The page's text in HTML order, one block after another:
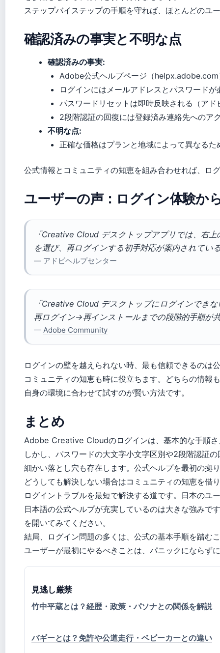
ステップバイステップの手順を守れば、ほとんどのユ
確認済みの事実と不明な点
確認済みの事実:
Adobe公式ヘルプページ（
ログインにはメールアドレスとパスワードが
パスワードリセットは即時反映される（アド
2段階認証の回復には登録済み連絡先へのア
不明な点:
正確な価格はプランと地域によって異なる
公式情報とコミュニティの知恵を組み合わせれば、ロ
ユーザーの声：ログイン体験か
「Creative Cloud デスクトップアプリでは、右
を選び、再ログインする初手対応が案内されてい
— アドビヘルプセンター
「Creative Cloud デスクトップにログインでき
再ログイン→再インストールまでの段階的手順が
— Adobe Community
ログインの壁を越えられない時、最も信頼できるのは
コミュニティの知恵も時に役立ちます。どちらの情報
自身の環境に合わせて試すのが賢い方法です。
まとめ
Adobe Creative Cloudのログインは、基本的な手順
しかし、パスワードの大文字小文字区別や2段階認証
細かい落とし穴も存在します。公式ヘルプを最初の拠
どうしても解決しない場合はコミュニティの知恵を
ログイントラブルを最短で解決する道です。日本のユ
日本語の公式ヘルプが充実しているのは大きな強み
を開いてみてください。
結局、ログイン問題の多くは、公式の基本手順を踏む
ユーザーが最初にやるべきことは、パニックにならず
見逃し厳禁
竹中平蔵とは？経歴・政策・パソナとの関係を解説
バギーとは？免許や公道走行・ベビーカーとの違い